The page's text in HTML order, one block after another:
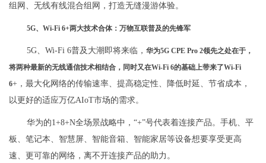
组网、无线有线混合组网，打造无缝漫游体验。
5G、Wi-Fi 6+两大技术合体：万物互联普及的先锋军
5G、Wi-Fi 6普及大潮即将来临， 华为5G CPE Pro 2领先之处在于，
将两种最新的无线通信技术相结合，同时又在Wi-Fi 6的基础上带来了Wi-Fi
6+，最大化网络的传输速率、提高稳定性、降低时延、节省成本，
以更好的适应万亿AIoT市场的需求。
华为的1+8+N全场景战略中，“+”号代表着连接产品。手机、平
板、笔记本、智慧屏、智能音箱、智能家居等设备想要享受更高
速、更可靠的网络，离不开连接产品的助力。